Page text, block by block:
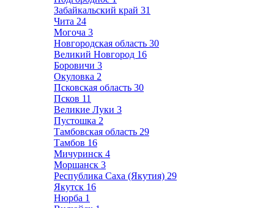
Забайкальский край 31
Чита 24
Могоча 3
Новгородская область 30
Великий Новгород 16
Боровичи 3
Окуловка 2
Псковская область 30
Псков 11
Великие Луки 3
Пустошка 2
Тамбовская область 29
Тамбов 16
Мичуринск 4
Моршанск 3
Республика Саха (Якутия) 29
Якутск 16
Нюрба 1